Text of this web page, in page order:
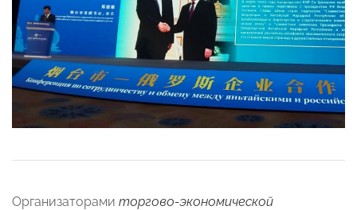
Организаторами торгово-экономической